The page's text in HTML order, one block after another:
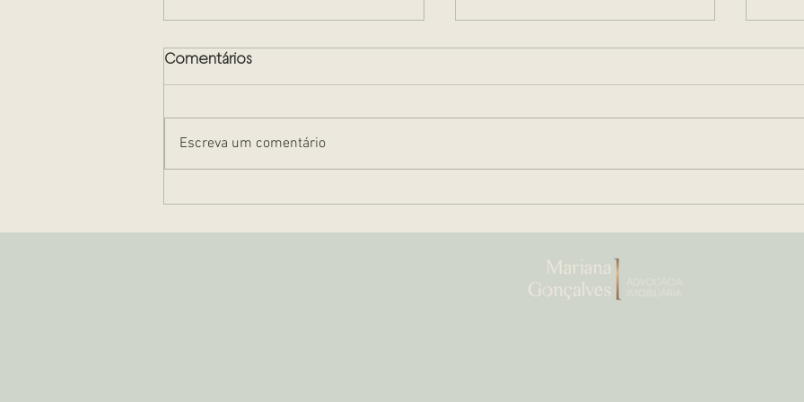
que é?
Segurança em Transações
Comentários
Escreva um comentário